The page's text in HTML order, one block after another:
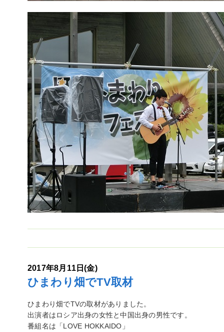
2017年8月11日(金)
ひまわり畑でTV取材
ひまわり畑でTVの取材がありました。
出演者はロシア出身の女性と中国出身の男性です。
番組名は「LOVE HOKKAIDO」